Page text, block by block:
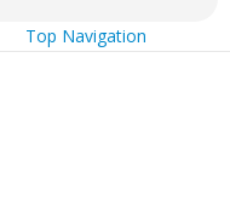
Top Navigation